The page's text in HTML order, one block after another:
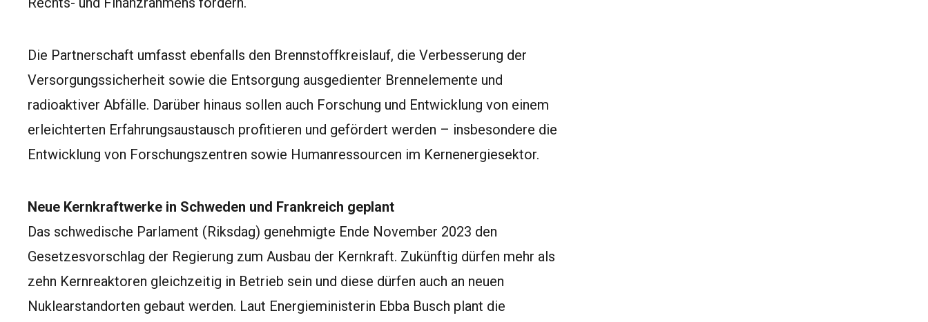
Die Partnerschaft umfasst ebenfalls den Brennstoffkreislauf, die Verbesserung der
Versorgungssicherheit sowie die Entsorgung ausgedienter Brennelemente und
radioaktiver Abfälle. Darüber hinaus sollen auch Forschung und Entwicklung von einem
erleichterten Erfahrungsaustausch profitieren und gefördert werden – insbesondere die
Entwicklung von Forschungszentren sowie Humanressourcen im Kernenergiesektor.
Neue Kernkraftwerke in Schweden und Frankreich geplant
Das schwedische Parlament (Riksdag) genehmigte Ende November 2023 den
Gesetzesvorschlag der Regierung zum Ausbau der Kernkraft. Zukünftig dürfen mehr als
zehn Kernreaktoren gleichzeitig in Betrieb sein und diese dürfen auch an neuen
Nuklearstandorten gebaut werden. Laut Energieministerin Ebba Busch plant die